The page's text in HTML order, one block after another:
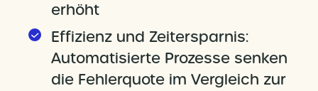
erhöht
Effizienz und Zeitersparnis:
Automatisierte Prozesse senken
die Fehlerquote im Vergleich zur